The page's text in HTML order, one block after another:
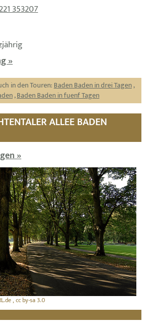
353207
»
in den Touren:Baden Baden in drei Tagen,
,Baden Baden in fuenf Tagen
ALLEE BADEN
»
, cc by-sa 3.0